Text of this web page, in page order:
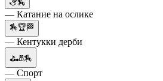
🫏🏇
— Катание на ослике
🏇🏆🏁
— Кентукки дерби
⛳🎳🏇
— Спорт